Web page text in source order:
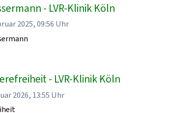
- LVR-Klinik Köln
2025, 09:56 Uhr
- LVR-Klinik Köln
2026, 13:55 Uhr